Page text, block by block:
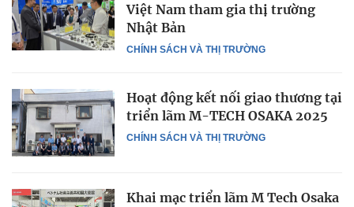
CHÍNH SÁCH VÀ THỊ TRƯỜNG
Việt Nam tham gia thị trường
Nhật Bản
CHÍNH SÁCH VÀ THỊ TRƯỜNG
Hoạt động kết nối giao thương tại
triển lãm M-TECH OSAKA 2025
Khai mạc triển lãm M Tech Osaka